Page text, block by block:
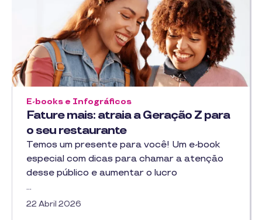
Fature mais: atraia a Geração Z para
o seu restaurante
E-books e Infográficos
Temos um presente para você! Um e-book
especial com dicas para chamar a atenção
desse público e aumentar o lucro
…
22 Abril 2026